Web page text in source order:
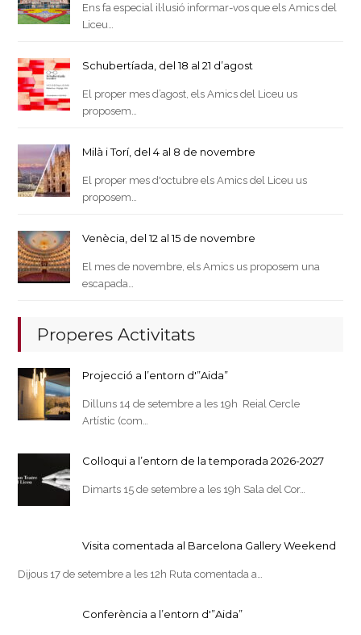
Ens fa especial il·lusió informar-vos que els Amics del
Liceu…
Schubertíada, del 18 al 21 d’agost
El proper mes d’agost, els Amics del Liceu us
proposem…
Milà i Torí, del 4 al 8 de novembre
El proper mes d'octubre els Amics del Liceu us
proposem…
Venècia, del 12 al 15 de novembre
El mes de novembre, els Amics us proposem una
escapada…
Properes Activitats
Projecció a l’entorn d'”Aida”
Dilluns 14 de setembre a les 19h Reial Cercle
Artístic (com…
Col·loqui a l’entorn de la temporada 2026-2027
Dimarts 15 de setembre a les 19h Sala del Cor…
Visita comentada al Barcelona Gallery Weekend
Dijous 17 de setembre a les 12h Ruta comentada a…
Conferència a l’entorn d'”Aida”